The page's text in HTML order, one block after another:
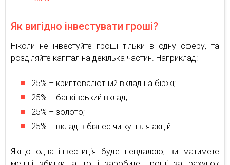
Як вигідно інвестувати гроші?
Ніколи не інвестуйте гроші тільки в одну сферу, та
розділяйте капітал на декілька частин. Наприклад:
25% – криптовалютний вклад на біржі;
25% – банківський вклад;
25% – золото;
25% – вклад в бізнес чи купівля акцій.
Якщо одна інвестиція буде невдалою, ви матимете